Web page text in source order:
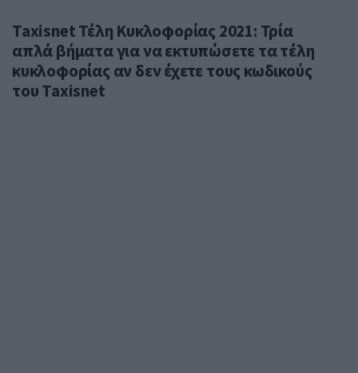
Taxisnet Τέλη Κυκλοφορίας 2021: Τρία
απλά βήματα για να εκτυπώσετε τα τέλη
κυκλοφορίας αν δεν έχετε τους κωδικούς
του Taxisnet